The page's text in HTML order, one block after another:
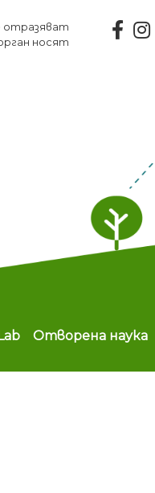
отразяват
носят
Отворена наука